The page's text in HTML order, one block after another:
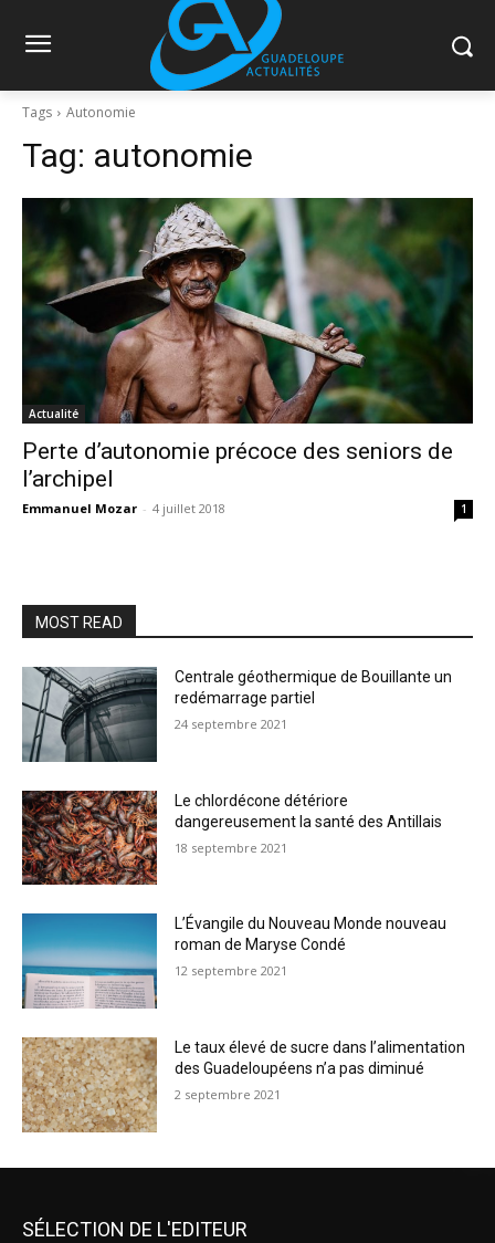
Tags Autonomie
Tag: autonomie
Actualité
Perte d’autonomie précoce des seniors de
l’archipel
Emmanuel Mozar - 4 juillet 2018 1
MOST READ
Centrale géothermique de Bouillante un
redémarrage partiel
24 septembre 2021
Le chlordécone détériore
dangereusement la santé des Antillais
18 septembre 2021
L’Évangile du Nouveau Monde nouveau
roman de Maryse Condé
12 septembre 2021
Le taux élevé de sucre dans l’alimentation
des Guadeloupéens n’a pas diminué
2 septembre 2021
SÉLECTION DE L'EDITEUR